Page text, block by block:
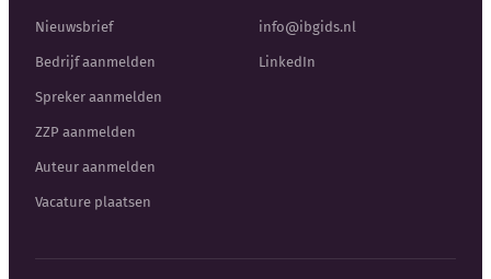
Nieuwsbrief
Bedrijf aanmelden
Spreker aanmelden
ZZP aanmelden
Auteur aanmelden
Vacature plaatsen
info@ibgids.nl
LinkedIn